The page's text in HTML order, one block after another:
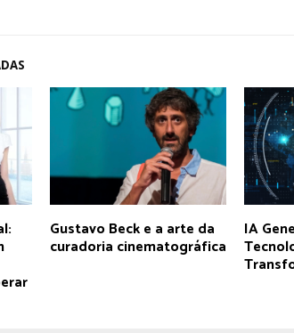
Gustavo Beck e a arte da
curadoria cinematográfica
IA